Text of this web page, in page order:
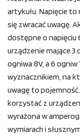
artykułu. Napięcie
się zwracać uwagę.
dostępne o napięciu
urządzenie mające 3
ogniwa 8V, a 6 ogniw
wyznacznikiem, na
uwagę to
korzystać z
wyrażona w
wymiarach i